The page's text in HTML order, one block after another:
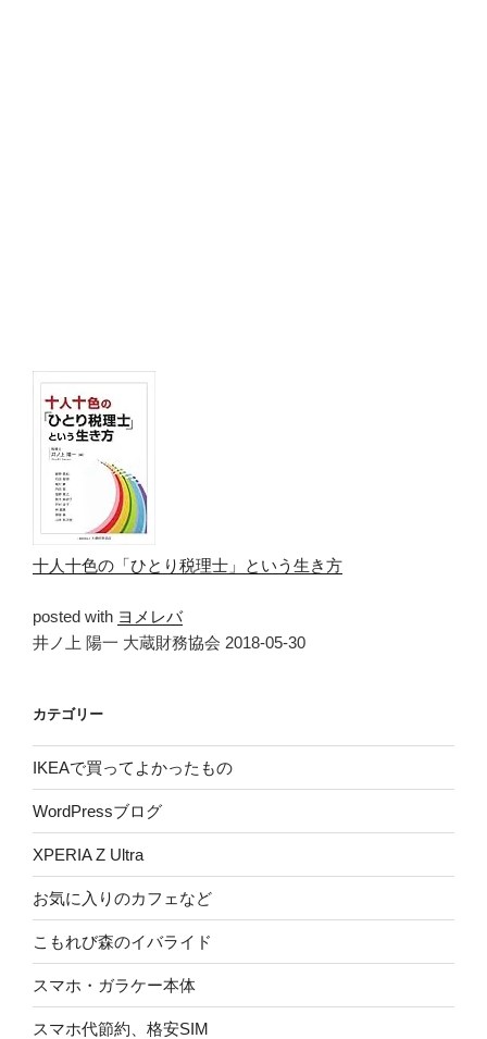
十人十色の「ひとり税理士」という生き方
posted with ヨメレバ
井ノ上 陽一 大蔵財務協会 2018-05-30
カテゴリー
IKEAで買ってよかったもの
WordPressブログ
XPERIA Z Ultra
お気に入りのカフェなど
こもれび森のイバライド
スマホ・ガラケー本体
スマホ代節約、格安SIM